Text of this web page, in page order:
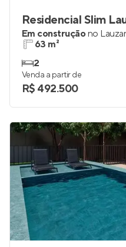
Residencial Slim
Em construçãono
63 m²
2
Venda a partir de
R$ 492.500